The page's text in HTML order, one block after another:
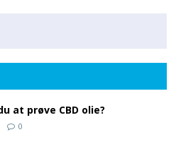
at prøve CBD olie?
0